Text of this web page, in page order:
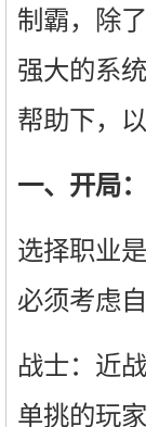
制霸，除
强大的系
帮助下，
一、开局
选择职业
必须考虑
战士：近
单挑的玩